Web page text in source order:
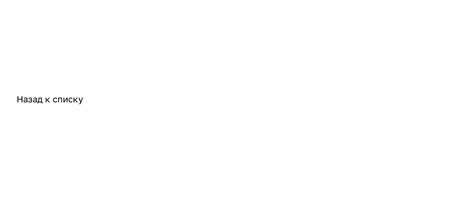
Назад к списку